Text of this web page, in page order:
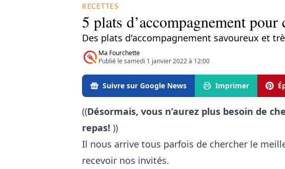
RECETTES
5 plats d’accompagnement
Des plats d'accompagnement savoureux et
Ma Fourchette
Publié le samedi 1 janvier 2022 à 12:00
Suivre sur Google News Imprimer
((Désormais, vous n’aurez plus besoin de
repas! ))
Il nous arrive tous parfois de chercher le
recevoir nos invités.